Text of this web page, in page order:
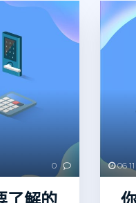
0 06